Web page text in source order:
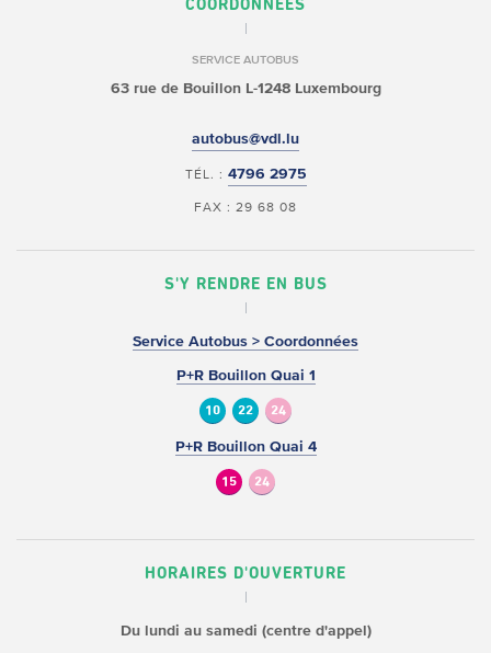
COORDONNÉES
SERVICE AUTOBUS
63 rue de BouillonL-1248 Luxembourg
autobus@vdl.lu
TÉL. : 4796 2975
FAX : 29 68 08
S'Y RENDRE EN BUS
Service Autobus > Coordonnées
P+R Bouillon Quai 1
10 22 24
P+R Bouillon Quai 4
15 24
HORAIRES D'OUVERTURE
Du lundi au samedi (centre d'appel)